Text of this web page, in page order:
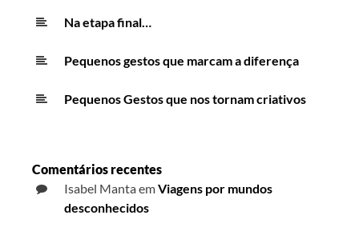
Na etapa final…
Pequenos gestos que marcam a diferença
Pequenos Gestos que nos tornam criativos
Comentários recentes
Isabel MantaemViagens por mundos
desconhecidos